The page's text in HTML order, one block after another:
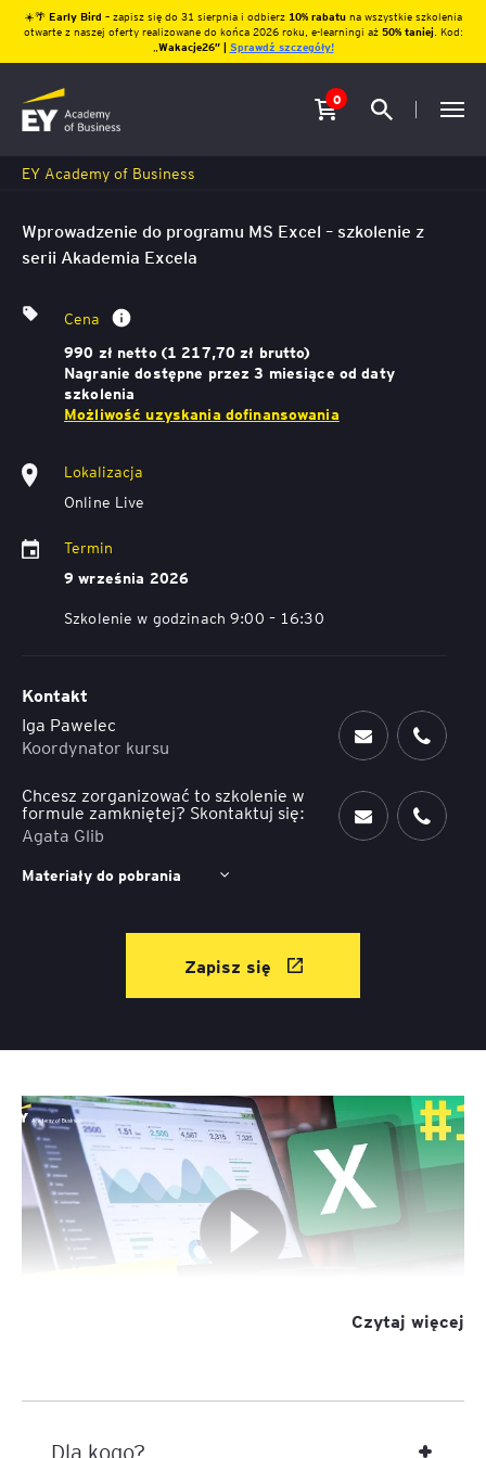
☀️🌴 Early Bird – zapisz się do 31 sierpnia i odbierz10% rabatu na wszystkie szkolenia
otwarte z naszej oferty realizowane do końca 2026 roku, e-learningi aż 50% taniej. Kod:
Wakacje26″ | Sprawdź szczegóły!
0
EY Academy of Business
dowolnego łączenia. Każdy z nich w maksymalnym
Czytaj więcej
Dla kogo?
Wprowadzenie do programu MS Excel – szkolenie z
serii Akademia Excela
Cena
990 zł netto (1 217,70 zł brutto)
Nagranie dostępne przez 3 miesiące od daty
szkolenia
Możliwość uzyskania dofinansowania
Lokalizacja
Online Live
Termin
9 września 2026
Szkolenie w godzinach 9:00 – 16:30
Kontakt
Iga Pawelec
Koordynator kursu
Chcesz zorganizować to szkolenie w
formule zamkniętej? Skontaktuj się:
Agata Glib
Materiały do pobrania
Zapisz się